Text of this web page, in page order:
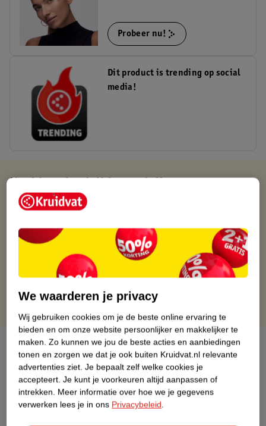
Probeer nu!
Dit product is trending op social
media!
Gratis ophalen in de winkel
Gratis thuisbezorgd vanaf 50.00
Gratis retourneren binnen 30 dagen
Gratis punten met je Kruidvat kaart
Over dit product
Productinformatie
Etiketinformatie
We waarderen je privacy
Wij gebruiken cookies om je de beste online ervaring te
bieden en om onze website persoonlijker en makkelijker te
maken. Zo kunnen we jou de beste acties en aanbiedingen
tonen en zorgen we dat je ook buiten Kruidvat.nl relevante
advertenties ziet. Je bepaalt zelf welke cookies je
accepteert. Je kunt je voorkeuren altijd aanpassen of
intrekken. Meer informatie over hoe we je gegevens
verwerken lees je in ons Privacybeleid.